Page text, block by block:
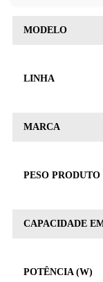
MODELO
LINHA
MARCA
PESO PRODUTO
CAPACIDADE
POTÊNCIA (W)